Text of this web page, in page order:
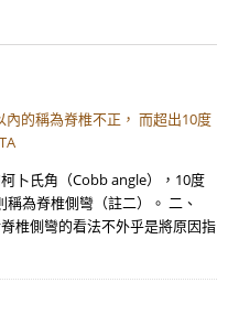
的稱為脊椎不正， 而超出10度
卜氏角（Cobb angle），10度
為脊椎側彎（註二）。 二、
椎側彎的看法不外乎是將原因指